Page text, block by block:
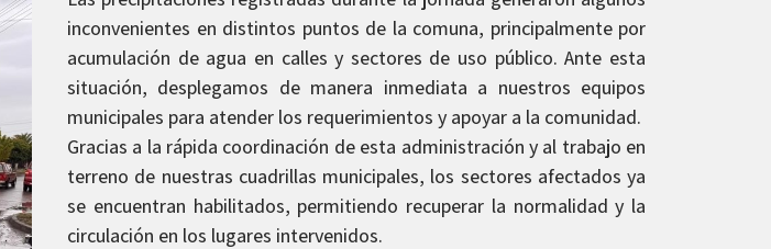
inconvenientes en distintos puntos de la comuna, principalmente por
acumulación de agua en calles y sectores de uso público. Ante esta
situación, desplegamos de manera inmediata a nuestros equipos
municipales para atender los requerimientos y apoyar a la comunidad.
Gracias a la rápida coordinación de esta administración y al trabajo en
terreno de nuestras cuadrillas municipales, los sectores afectados ya
se encuentran habilitados, permitiendo recuperar la normalidad y la
circulación en los lugares intervenidos.